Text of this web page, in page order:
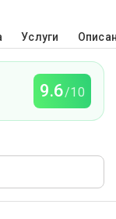
Услуги
9.6/10